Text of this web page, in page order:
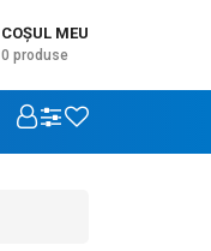
COŞUL MEU
0 produse